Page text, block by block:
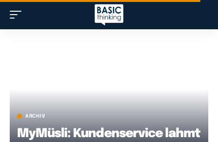
ARCHIV
MyMüsli: Kundenservice lahmt